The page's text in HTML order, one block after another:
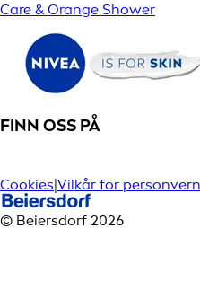
Care & Orange Shower
FINN OSS PÅ
Cookies|Vilkår for personvern
© Beiersdorf 2026